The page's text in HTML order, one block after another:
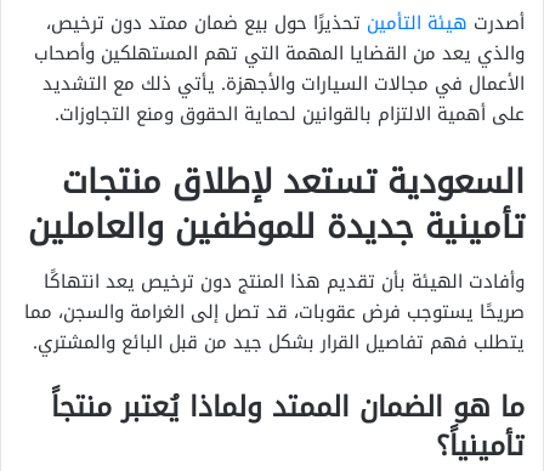
أصدرت هيئة التأمين تحذيرًا حول بيع ضمان ممتد دون ترخيص،
والذي يعد من القضايا المهمة التي تهم المستهلكين وأصحاب
الأعمال في مجالات السيارات والأجهزة. يأتي ذلك مع التشديد
على أهمية الالتزام بالقوانين لحماية الحقوق ومنع التجاوزات.
السعودية تستعد لإطلاق منتجات
تأمينية جديدة للموظفين والعاملين
وأفادت الهيئة بأن تقديم هذا المنتج دون ترخيص يعد انتهاكًا
صريحًا يستوجب فرض عقوبات، قد تصل إلى الغرامة والسجن، مما
يتطلب فهم تفاصيل القرار بشكل جيد من قبل البائع والمشتري.
ما هو الضمان الممتد ولماذا يُعتبر منتجاً
تأمينياً؟